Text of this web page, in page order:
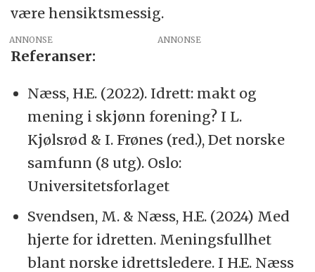
være hensiktsmessig.
ANNONSE
Referanser:
Næss, H.E. (2022). Idrett: makt og
mening i skjønn forening? I L.
Kjølsrød & I. Frønes (red.), Det norske
samfunn (8 utg). Oslo:
Universitetsforlaget
Svendsen, M. & Næss, H.E. (2024) Med
hjerte for idretten. Meningsfullhet
blant norske idrettsledere. I H.E. Næss